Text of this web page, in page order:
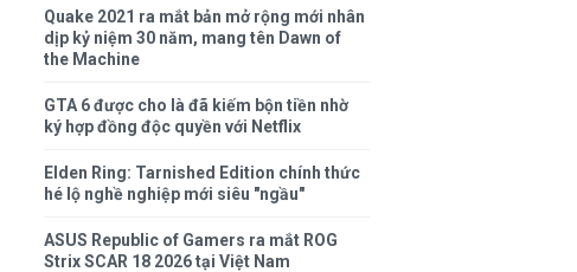
Quake 2021 ra mắt bản mở rộng mới nhân
dịp kỷ niệm 30 năm, mang tên Dawn of
the Machine
GTA 6 được cho là đã kiếm bộn tiền nhờ
ký hợp đồng độc quyền với Netflix
Elden Ring: Tarnished Edition chính thức
hé lộ nghề nghiệp mới siêu "ngầu"
ASUS Republic of Gamers ra mắt ROG
Strix SCAR 18 2026 tại Việt Nam